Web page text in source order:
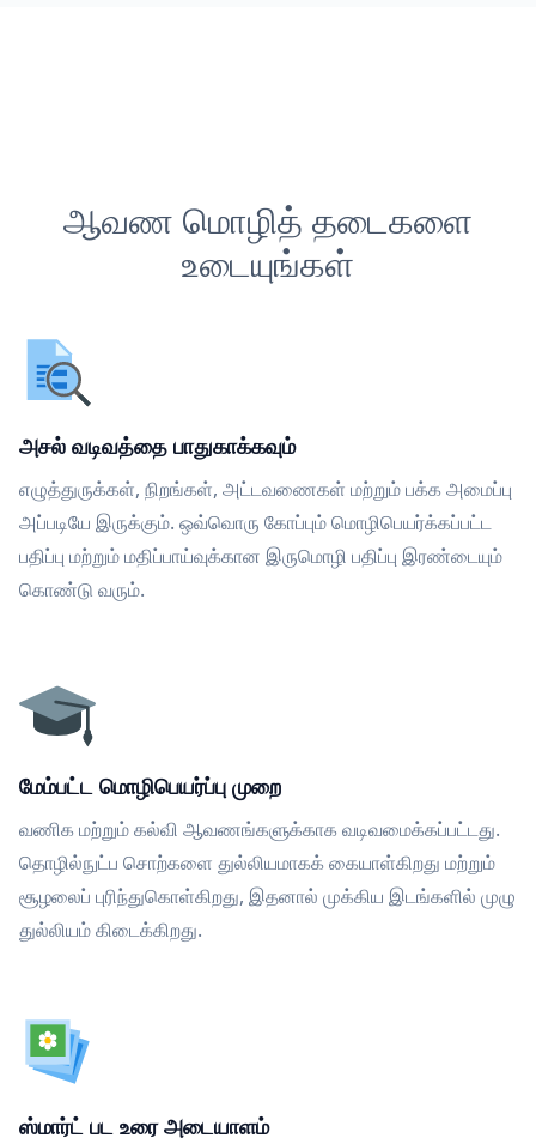
ஆவண மொழித் தடைகளை
உடையுங்கள்
அசல் வடிவத்தை பாதுகாக்கவும்
எழுத்துருக்கள், நிறங்கள், அட்டவணைகள் மற்றும் பக்க அமைப்பு
அப்படியே இருக்கும். ஒவ்வொரு கோப்பும் மொழிபெயர்க்கப்பட்ட
பதிப்பு மற்றும் மதிப்பாய்வுக்கான இருமொழி பதிப்பு இரண்டையும்
கொண்டு வரும்.
மேம்பட்ட மொழிபெயர்ப்பு முறை
வணிக மற்றும் கல்வி ஆவணங்களுக்காக வடிவமைக்கப்பட்டது.
தொழில்நுட்ப சொற்களை துல்லியமாகக் கையாள்கிறது மற்றும்
சூழலைப் புரிந்துகொள்கிறது, இதனால் முக்கிய இடங்களில் முழு
துல்லியம் கிடைக்கிறது.
ஸ்மார்ட் பட உரை அடையாளம்